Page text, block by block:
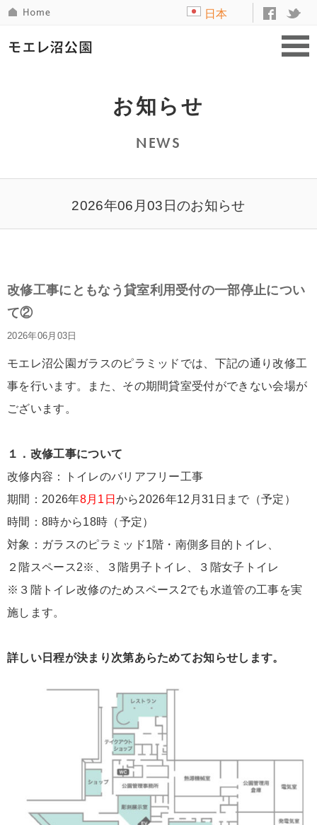
日本
お知らせ
NEWS
2026年06月03日のお知らせ
改修工事にともなう貸室利用受付の一部停止につい
て②
2026年06月03日
モエレ沼公園ガラスのピラミッドでは、下記の通り改修工
事を行います。また、その期間貸室受付ができない会場が
ございます。
１．改修工事について
改修内容：トイレのバリアフリー工事
期間：2026年8月1日 から2026年12月31日まで（予定）
時間：8時から18時（予定）
対象：ガラスのピラミッド1階・南側多目的トイレ、
２階スペース2※、３階男子トイレ、３階女子トイレ
※３階トイレ改修のためスペース2でも水道管の工事を実
施します。
詳しい日程が決まり次第あらためてお知らせします。